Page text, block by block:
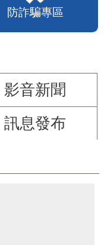
防詐騙專區
影音新聞
訊息發布